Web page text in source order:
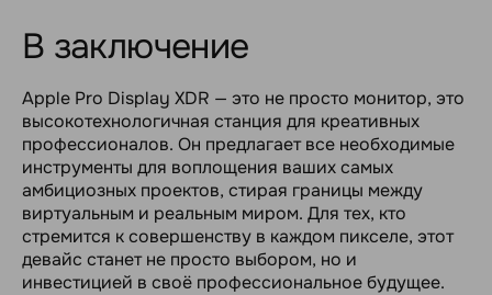
В заключение
Apple Pro Display XDR — это не просто монитор, это
высокотехнологичная станция для креативных
профессионалов. Он предлагает все необходимые
инструменты для воплощения ваших самых
амбициозных проектов, стирая границы между
виртуальным и реальным миром. Для тех, кто
стремится к совершенству в каждом пикселе, этот
девайс станет не просто выбором, но и
инвестицией в своё профессиональное будущее.